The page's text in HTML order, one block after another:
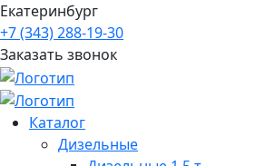
Екатеринбург
+7 (343) 288-19-30
Заказать звонок
Каталог
Дизельные